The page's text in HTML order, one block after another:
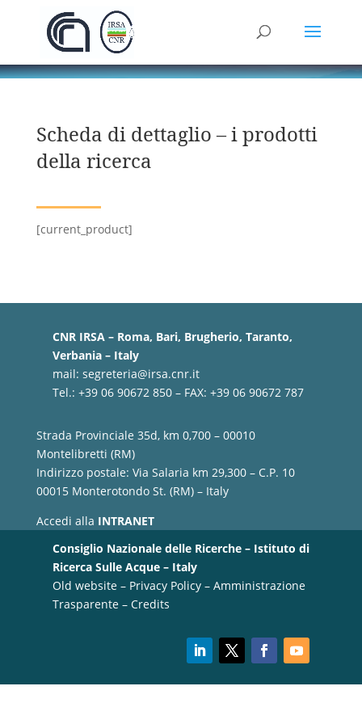
Scheda di dettaglio – i prodotti
della ricerca
[current_product]
CNR IRSA – Roma, Bari, Brugherio, Taranto,
Verbania – Italy
mail: segreteria@irsa.cnr.it
Tel.: +39 06 90672 850 – FAX: +39 06 90672 787
Strada Provinciale 35d, km 0,700 – 00010
Montelibretti (RM)
Indirizzo postale: Via Salaria km 29,300 – C.P. 10
00015 Monterotondo St. (RM) – Italy
Accedi alla INTRANET
Consiglio Nazionale delle Ricerche – Istituto di
Ricerca Sulle Acque – Italy
Old website– Privacy Policy– Amministrazione
Trasparente– Credits